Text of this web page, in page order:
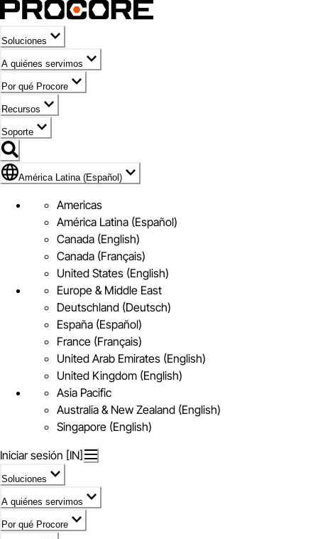
Soluciones
A quiénes servimos
Por qué Procore
Recursos
Soporte
Bandera de América Latina (Español)
América Latina (Español)
Americas
América Latina (Español)
Canada (English)
Canada (Français)
United States (English)
Europe & Middle East
Deutschland (Deutsch)
España (Español)
France (Français)
United Arab Emirates (English)
United Kingdom (English)
Asia Pacific
Australia & New Zealand (English)
Singapore (English)
Iniciar sesión [IN]
Soluciones
A quiénes servimos
Por qué Procore